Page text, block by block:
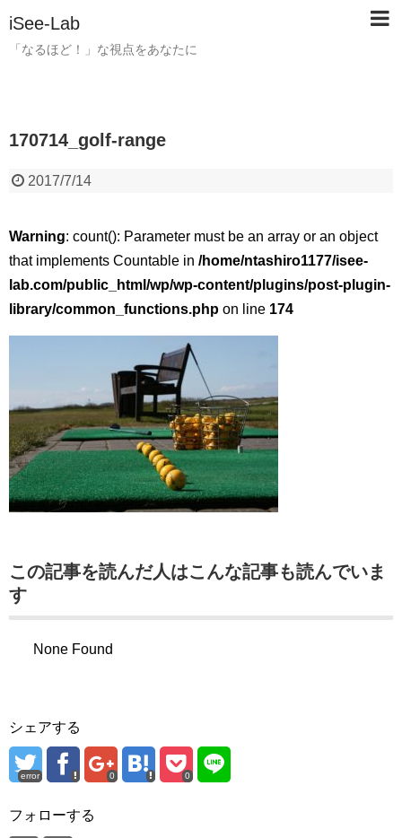
iSee-Lab
「なるほど！」な視点をあなたに
170714_golf-range
2017/7/14
Warning: count(): Parameter must be an array or an object
that implements Countable in /home/ntashiro1177/isee-
lab.com/public_html/wp/wp-content/plugins/post-plugin-
library/common_functions.php on line 174
この記事を読んだ人はこんな記事も読んでいま
す
None Found
シェアする
error 0 0
フォローする